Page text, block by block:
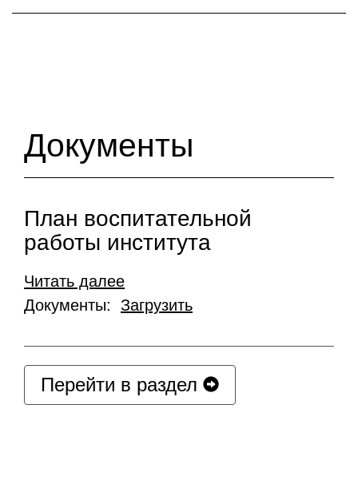
Документы
План воспитательной
работы института
Читать далее
Документы: Загрузить
Перейти в раздел